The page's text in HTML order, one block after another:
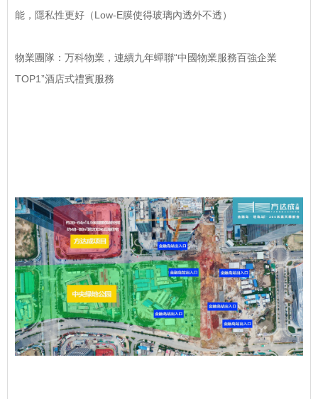
能，隱私性更好（Low-E膜使得玻璃內透外不透）
物業團隊：万科物業，連續九年蟬聯“中國物業服務百強企業
TOP1”酒店式禮賓服務